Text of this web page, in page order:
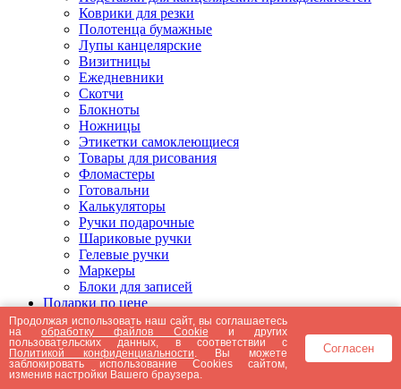
Коврики для резки
Полотенца бумажные
Лупы канцелярские
Визитницы
Ежедневники
Скотчи
Блокноты
Ножницы
Этикетки самоклеющиеся
Товары для рисования
Фломастеры
Готовальни
Калькуляторы
Ручки подарочные
Шариковые ручки
Гелевые ручки
Маркеры
Блоки для записей
Подарки по цене
Подарки от 5000 рублей
Подарки до 5000 рублей
Подарки до 3000 рублей
Подарки до 2000 рублей
Подарки до 1000 рублей
Продолжая использовать наш сайт, вы соглашаетесь
наобработку файлов Cookie и других
пользовательских данных, в соответствии с
Политикой конфиденциальности . Вы можете
заблокировать использование Cookies сайтом,
изменив настройки Вашего браузера.
Согласен